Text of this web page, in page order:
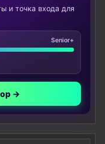
и точка входа для
Senior+
→